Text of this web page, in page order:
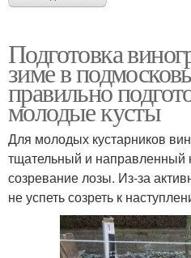
Подготовка
зиме в
правильно
молодые кусты
Для молодых кустарников
тщательный и направленный
созревание лозы. Из-за
не успеть созреть к